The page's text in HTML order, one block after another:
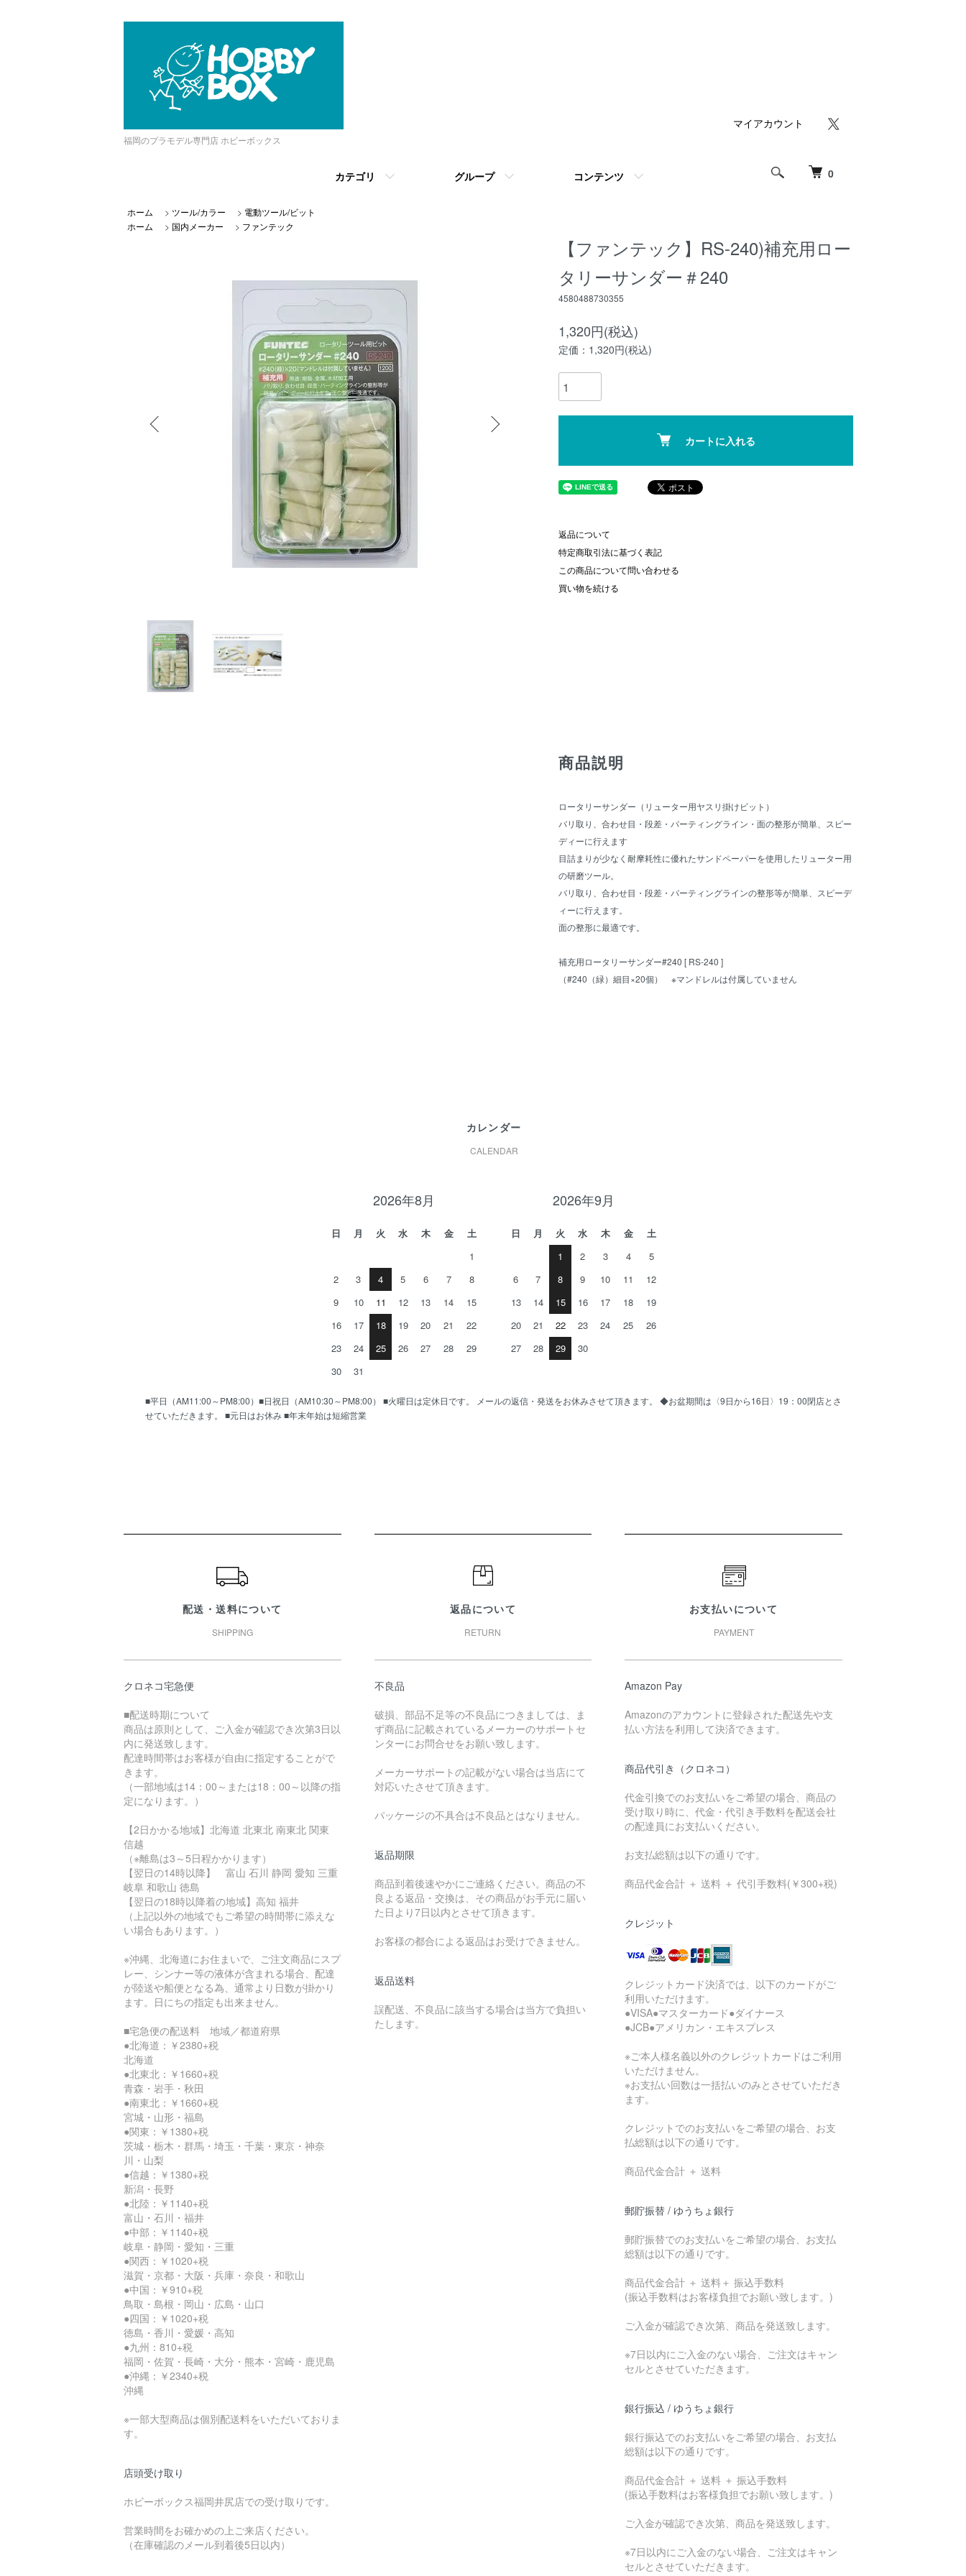
福岡のプラモデル専門店 ホビーボックス
0
カテゴリ グループ コンテンツ
マイアカウント
ホーム > ツール/カラー > 電動ツール/ビット
ホーム
> 国内メーカー > ファンテック
【ファンテック】RS-240)補充用ロー
タリーサンダー＃240
4580488730355
1,320円(税込)
定価：1,320円(税込)
カートに入れる
返品について
特定商取引法に基づく表記
この商品について問い合わせる
買い物を続ける
商品説明
ロータリーサンダー（リューター用ヤスリ掛けビット）
バリ取り、合わせ目・段差・パーティングライン・面の整形が簡単、スピー
ディーに行えます
目詰まりが少なく耐摩耗性に優れたサンドペーパーを使用したリューター用
の研磨ツール。
バリ取り、合わせ目・段差・パーティングラインの整形等が簡単、スピーデ
ィーに行えます。
面の整形に最適です。
補充用ロータリーサンダー#240 [ RS-240 ]
（#240（緑）細目×20個） ※マンドレルは付属していません
カレンダー
CALENDAR
2026年8月
日 月 火 水 木 金
土
1
2
3 4 5 6 7
8
9
10 11 12 13 14
15
16
17 18 19 20 21
22
23
24 25 26 27 28
29
30
31
2026年9月
日 月 火 水 木 金
土
1
2 3 4
5
6
7 8 9 10 11
12
13
14 15 16 17 18
19
20
21 22 23 24 25
26
27
28 29 30
■平日（AM11:00～PM8:00）■日祝日（AM10:30～PM8:00） ■火曜日は定休日です。 メールの返信・発送をお休みさせて頂きます。 ◆お盆期間は〈9日から16日〉19：00閉店とさ
せていただきます。 ■元日はお休み ■年末年始は短縮営業
配送・送料について
SHIPPING
クロネコ宅急便
■配送時期について
商品は原則として、ご入金が確認でき次第3日以
内に発送致します。
配達時間帯はお客様が自由に指定することがで
きます。
（一部地域は14：00～または18：00～以降の指
定になります。）
【2日かかる地域】北海道 北東北 南東北 関東
信越
（※離島は3～5日程かかります）
【翌日の14時以降】 富山 石川 静岡 愛知 三重
岐阜 和歌山 徳島
【翌日の18時以降着の地域】高知 福井
（上記以外の地域でもご希望の時間帯に添えな
い場合もあります。）
※沖縄、北海道にお住まいで、ご注文商品にスプ
レー、シンナー等の液体が含まれる場合、配達
が陸送や船便となる為、通常より日数が掛かり
ます。日にちの指定も出来ません。
■宅急便の配送料 地域／都道府県
●北海道：￥2380+税
北海道
●北東北：￥1660+税
青森・岩手・秋田
●南東北：￥1660+税
宮城・山形・福島
●関東：￥1380+税
茨城・栃木・群馬・埼玉・千葉・東京・神奈
川・山梨
●信越：￥1380+税
新潟・長野
●北陸：￥1140+税
富山・石川・福井
●中部：￥1140+税
岐阜・静岡・愛知・三重
●関西：￥1020+税
滋賀・京都・大阪・兵庫・奈良・和歌山
●中国：￥910+税
鳥取・島根・岡山・広島・山口
●四国：￥1020+税
徳島・香川・愛媛・高知
●九州：810+税
福岡・佐賀・長崎・大分・熊本・宮崎・鹿児島
●沖縄：￥2340+税
沖縄
※一部大型商品は個別配送料をいただいておりま
す。
店頭受け取り
ホビーボックス福岡井尻店での受け取りです。
営業時間をお確かめの上ご来店ください。
（在庫確認のメール到着後5日以内）
返品について
RETURN
不良品
破損、部品不足等の不良品につきましては、ま
ず商品に記載されているメーカーのサポートセ
ンターにお問合せをお願い致します。
メーカーサポートの記載がない場合は当店にて
対応いたさせて頂きます。
パッケージの不具合は不良品とはなりません。
返品期限
商品到着後速やかにご連絡ください。商品の不
良よる返品・交換は、その商品がお手元に届い
た日より7日以内とさせて頂きます。
お客様の都合による返品はお受けできません。
返品送料
誤配送、不良品に該当する場合は当方で負担い
たします。
お支払いについて
PAYMENT
Amazon Pay
Amazonのアカウントに登録された配送先や支
払い方法を利用して決済できます。
商品代引き（クロネコ）
代金引換でのお支払いをご希望の場合、商品の
受け取り時に、代金・代引き手数料を配送会社
の配達員にお支払いください。
お支払総額は以下の通りです。
商品代金合計 ＋ 送料 ＋ 代引手数料(￥300+税)
クレジット
クレジットカード決済では、以下のカードがご
利用いただけます。
●VISA●マスターカード●ダイナース
●JCB●アメリカン・エキスプレス
※ご本人様名義以外のクレジットカードはご利用
いただけません。
※お支払い回数は一括払いのみとさせていただき
ます。
クレジットでのお支払いをご希望の場合、お支
払総額は以下の通りです。
商品代金合計 ＋ 送料
郵貯振替 / ゆうちょ銀行
郵貯振替でのお支払いをご希望の場合、お支払
総額は以下の通りです。
商品代金合計 ＋ 送料＋ 振込手数料
(振込手数料はお客様負担でお願い致します。)
ご入金が確認でき次第、商品を発送致します。
※7日以内にご入金のない場合、ご注文はキャン
セルとさせていただきます。
銀行振込 / ゆうちょ銀行
銀行振込でのお支払いをご希望の場合、お支払
総額は以下の通りです。
商品代金合計 ＋ 送料 ＋ 振込手数料
(振込手数料はお客様負担でお願い致します。)
ご入金が確認でき次第、商品を発送致します。
※7日以内にご入金のない場合、ご注文はキャン
セルとさせていただきます。